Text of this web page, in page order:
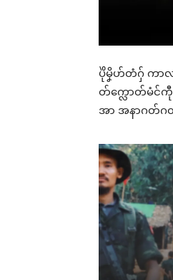
ပိုဲမၞိဟ်တံဂှ် ကာလ
တ်က္လောတ်မံင်
အာ အနာဂတ်ဂ